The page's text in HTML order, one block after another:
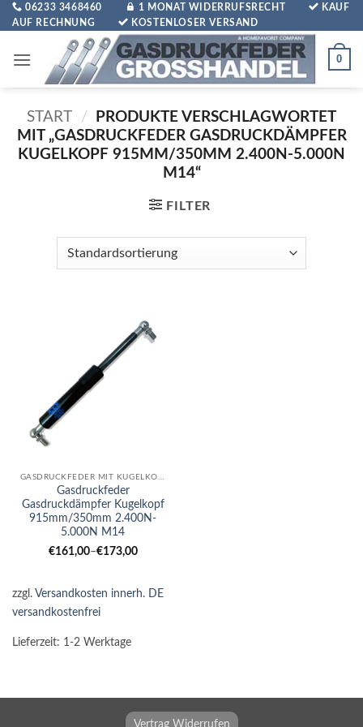
Zum
Inhalt
06233 3468460 1 MONAT WIDERRUFSRECHT
KAUF
AUF RECHNUNG
KOSTENLOSER VERSAND
0
START /
PRODUKTE VERSCHLAGWORTET
MIT „GASDRUCKFEDER GASDRUCKDÄMPFER
KUGELKOPF 915MM/350MM 2.400N-5.000N
M14“
FILTER
GASDRUCKFEDER MIT KUGELKOPF
Gasdruckfeder
Gasdruckdämpfer Kugelkopf
915mm/350mm 2.400N-
5.000N M14
€161,00–€173,00
zzgl. Versandkosten innerh. DE
versandkostenfrei
Lieferzeit: 1-2 Werktage
Vertrag Widerrufen